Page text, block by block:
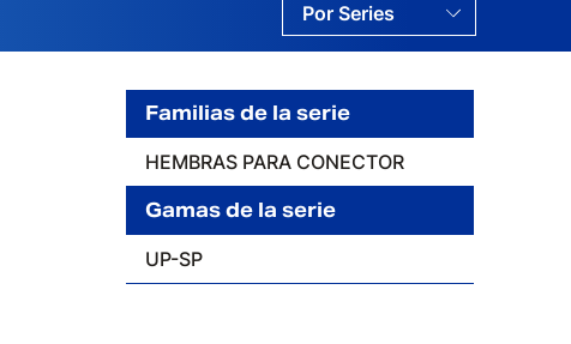
FAMILIA
Por Series
Por Familias
Familias de la serie
HEMBRAS PARA CONECTOR
Gamas de la serie
UP-SP